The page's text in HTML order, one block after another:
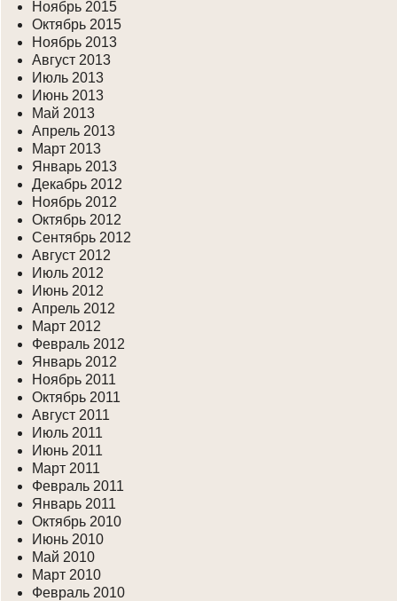
Ноябрь 2015
Октябрь 2015
Ноябрь 2013
Август 2013
Июль 2013
Июнь 2013
Май 2013
Апрель 2013
Март 2013
Январь 2013
Декабрь 2012
Ноябрь 2012
Октябрь 2012
Сентябрь 2012
Август 2012
Июль 2012
Июнь 2012
Апрель 2012
Март 2012
Февраль 2012
Январь 2012
Ноябрь 2011
Октябрь 2011
Август 2011
Июль 2011
Июнь 2011
Март 2011
Февраль 2011
Январь 2011
Октябрь 2010
Июнь 2010
Май 2010
Март 2010
Февраль 2010